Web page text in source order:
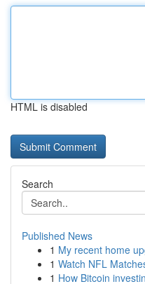
HTML is disabled
Search
Published News
1 My recent home
1 Watch NFL
1 How Bitcoin